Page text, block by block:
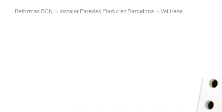
Reformas BCN Instalar Paredes Pladur en Barcelona Vallirana